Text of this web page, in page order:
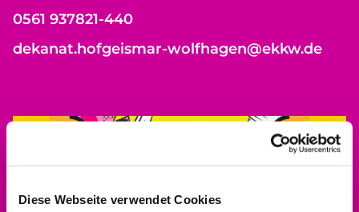
Diese Webseite verwendet Cookies
0561 937821-440
dekanat.hofgeismar-wolfhagen@ekkw.de